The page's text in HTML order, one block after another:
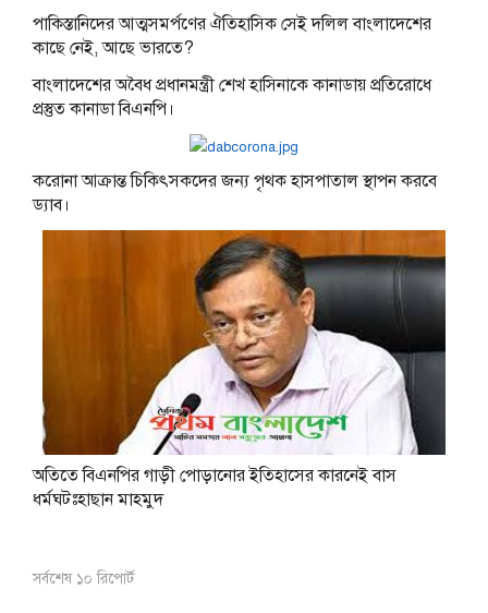
পাকিস্তানিদের আত্মসমর্পণের ঐতিহাসিক সেই দলিল বাংলাদেশের
কাছে নেই, আছে ভারতে?
বাংলাদেশের অবৈধ প্রধানমন্ত্রী শেখ হাসিনাকে কানাডায় প্রতিরোধে
প্রস্তুত কানাডা বিএনপি।
করোনা আক্রান্ত চিকিৎসকদের জন্য পৃথক হাসপাতাল স্থাপন করবে
ড্যাব।
অতিতে বিএনপির গাড়ী পোড়ানোর ইতিহাসের কারনেই বাস
ধর্মঘটঃহাছান মাহমুদ
সর্বশেষ ১০ রিপোর্ট